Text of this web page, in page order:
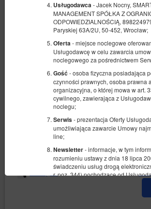
Usługodawca - Jacek Nocny,
MANAGEMENT SPÓŁKA Z
ODPOWIEDZIALNOŚCIĄ,
Paryskiej 63A/2U, 50-452, Wrocław;
Oferta - miejsce noclegowe
Usługodawcę w celu zawarcia
noclegowego za pośrednictwem
Gość - osoba fizyczna posiadająca
czynności prawnych, osoba prawna
organizacyjna, o której mowa w art.
cywilnego, zawierająca z
noclegu;
Serwis - prezentacja Oferty
umożliwiająca zawarcie Umowy
line;
Newsletter- informacje, w tym
rozumieniu ustawy z dnia 18 lipca
świadczeniu usług drogą
r. poz. 344) pochodzące od
Gościa/Użytkownika drogą
otrzymywanie jest dobrowolne i
Apartamenty typu Standard z
Dostępna liczba: 1
pow. 32,00 m 2
1 sypialnia
1 łóżko podwójne (Double)
Łóżeczko dla niemowlaka
Udostępnij